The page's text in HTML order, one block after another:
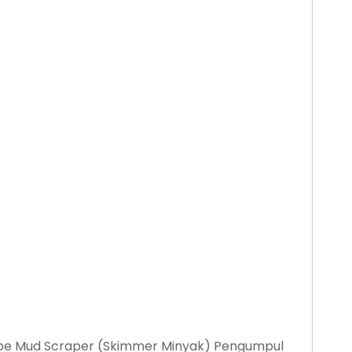
Mud Scraper (Skimmer Minyak) Pengumpul